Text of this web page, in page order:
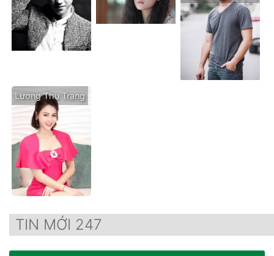
Lương Thu Trang
TIN MỚI 247